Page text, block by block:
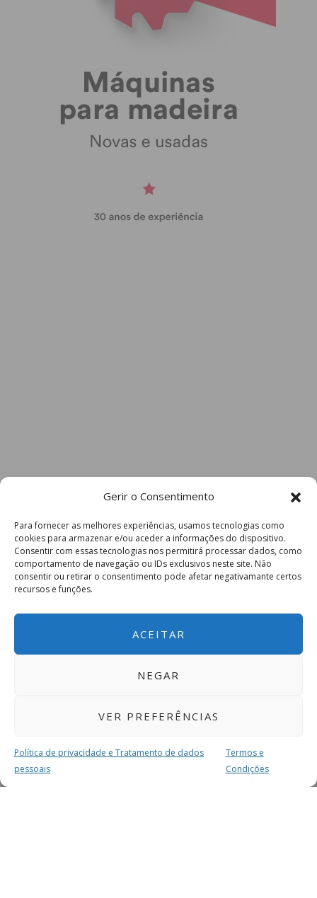
Gerir o Consentimento
Para fornecer as melhores experiências, usamos tecnologias como
cookies para armazenar e/ou aceder a informações do dispositivo.
Consentir com essas tecnologias nos permitirá processar dados, como
comportamento de navegação ou IDs exclusivos neste site. Não
consentir ou retirar o consentimento pode afetar negativamante certos
recursos e funções.
ACEITAR
NEGAR
VER PREFERÊNCIAS
Política de privacidade e Tratamento de dados
pessoais
Termos e
Condições